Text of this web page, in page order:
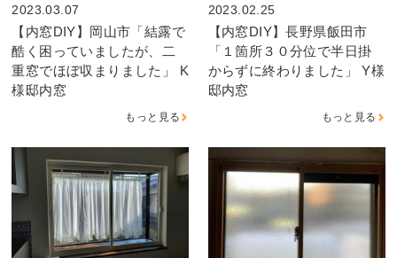
2023.03.07
【内窓DIY】岡山市「結露で
酷く困っていましたが、二
重窓でほぼ収まりました」 K
様邸内窓
もっと見る
2023.02.25
【内窓DIY】長野県飯田市
「１箇所３０分位で半日掛
からずに終わりました」 Y様
邸内窓
もっと見る